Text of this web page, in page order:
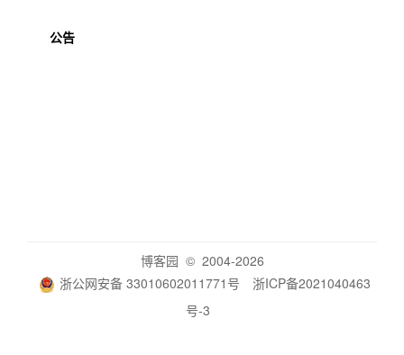
公告
博客园 © 2004-2026
浙公网安备 33010602011771号
浙ICP备2021040463
号-3